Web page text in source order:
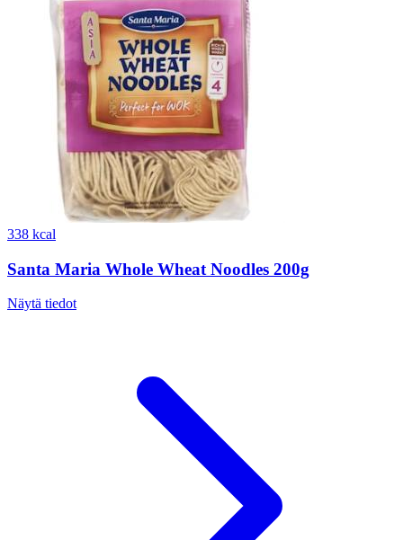
338 kcal
Santa Maria Whole Wheat Noodles 200g
Näytä tiedot